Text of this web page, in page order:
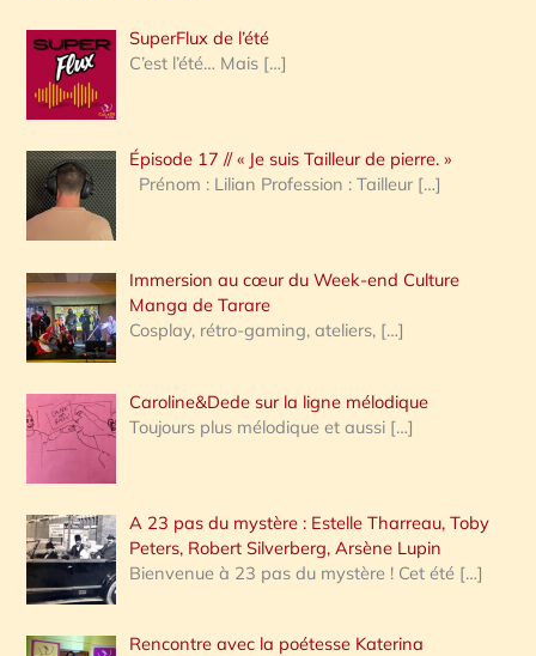
e
r
c
h
e
:
SuperFlux de l’été
C’est l’été… Mais […]
Épisode 17 // « Je suis Tailleur de pierre. »
Prénom : Lilian Profession : Tailleur […]
Immersion au cœur du Week-end Culture
Manga de Tarare
Cosplay, rétro-gaming, ateliers, […]
Caroline&Dede sur la ligne mélodique
Toujours plus mélodique et aussi […]
A 23 pas du mystère : Estelle Tharreau, Toby
Peters, Robert Silverberg, Arsène Lupin
Bienvenue à 23 pas du mystère ! Cet été […]
Rencontre avec la poétesse Katerina